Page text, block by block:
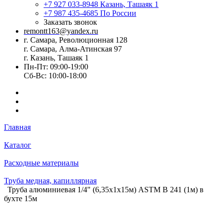
+7 927 033-8948 Казань, Ташаяк 1
+7 987 435-4685 По России
Заказать звонок
remontt163@yandex.ru
г. Самара, Революционная 128
г. Самара, Алма-Атинская 97
г. Казань, Ташаяк 1
Пн-Пт: 09:00-19:00
Сб-Вс: 10:00-18:00
Главная
Каталог
Расходные материалы
Труба медная, капиллярная
Труба алюминиевая 1/4" (6,35х1х15м) ASTM B 241 (1м) в
бухте 15м